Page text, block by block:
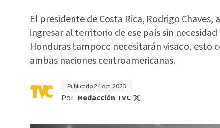
El presidente de Costa Rica, Rodrigo
ingresar al territorio de ese país sin
Honduras tampoco necesitarán visado, esto
ambas naciones centroamericanas.
Publicado24 oct. 2023
Por: Redacción TVC